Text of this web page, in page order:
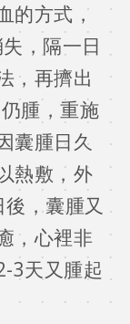
的方式，
，隔一日
，再擠出
腫，重施
囊腫日久
熱敷，外
，囊腫又
，心裡非
3天又腫起